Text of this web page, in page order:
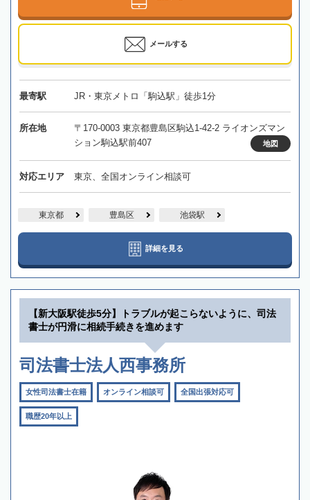
メールする
最寄駅 JR・東京メトロ「駒込駅」徒歩1分
所在地
〒170-0003 東京都豊島区駒込1-42-2 ライオンズマン
ション駒込駅前407
地図
対応エリア 東京、全国オンライン相談可
東京都 豊島区 池袋駅
詳細を見る
【新大阪駅徒歩5分】トラブルが起こらないように、司法
書士が円滑に相続手続きを進めます
司法書士法人西事務所
女性司法書士在籍 オンライン相談可 全国出張対応可
職歴20年以上